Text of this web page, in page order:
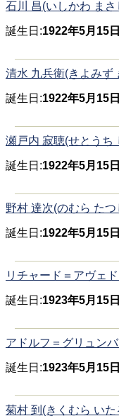
石川 昌(いしかわ まさ
誕生日:1922年5月15
清水 九兵衛(きよみず
誕生日:1922年5月15
瀬戸内 寂聴(せとうち
誕生日:1922年5月15
野村 達次(のむら た
誕生日:1922年5月15
リチャード＝アヴェ
誕生日:1923年5月15
アドルフ＝グリュン
誕生日:1923年5月15
菊村 到(きくむら いた